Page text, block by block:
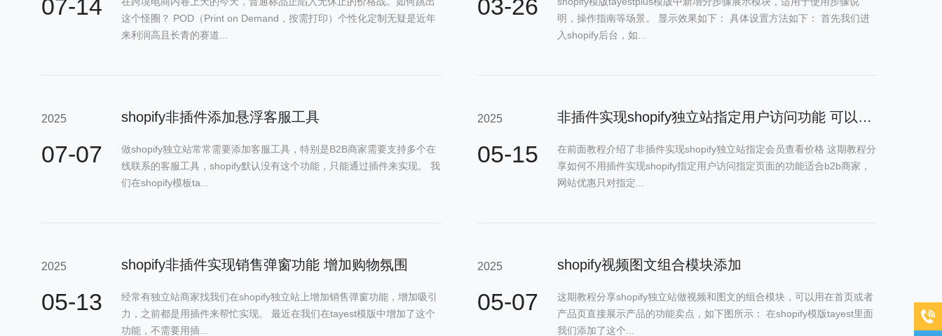
07-14
这个怪圈？ POD（Print on Demand，按需打印）个性化定制无疑是近年
来利润高且长青的赛道...
03-26
明，操作指南等场景。 显示效果如下： 具体设置方法如下： 首先我们进
入shopify后台，如...
2025
07-07
shopify非插件添加悬浮客服工具
做shopify独立站常常需要添加客服工具，特别是B2B商家需要支持多个在
线联系的客服工具，shopify默认没有这个功能，只能通过插件来实现。 我
们在shopify模板ta...
2025
05-15
非插件实现shopify独立站指定用户访问功能 可以设置指定页面需要登录
在前面教程介绍了非插件实现shopify独立站指定会员查看价格 这期教程分
享如何不用插件实现shopify指定用户访问指定页面的功能适合b2b商家，
网站优惠只对指定...
2025
05-13
shopify非插件实现销售弹窗功能 增加购物氛围
经常有独立站商家找我们在shopify独立站上增加销售弹窗功能，增加吸引
力，之前都是用插件来帮忙实现。 最近在我们在tayest模版中增加了这个
功能，不需要用插...
2025
05-07
shopify视频图文组合模块添加
这期教程分享shopify独立站做视频和图文的组合模块，可以用在首页或者
产品页直接展示产品的功能卖点，如下图所示： 在shopify模版tayest里面
我们添加了这个...